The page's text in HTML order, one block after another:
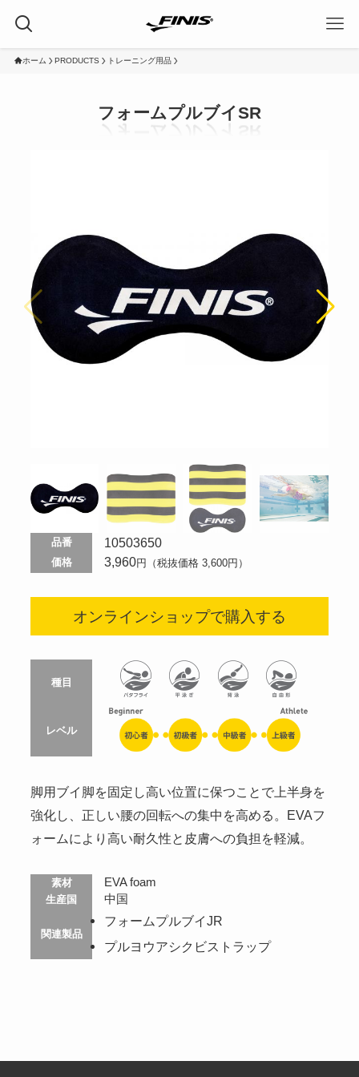
ホーム PRODUCTS トレーニング用品
フォームプルブイSR
品番 10503650
価格 3,960円（税抜価格 3,600円）
オンラインショップで購入する
種目
レベル
脚用ブイ脚を固定し高い位置に保つことで上半身を
強化し、正しい腰の回転への集中を高める。EVAフ
ォームにより高い耐久性と皮膚への負担を軽減。
素材 EVA foam
生産国 中国
関連製品
フォームプルブイJR
プルヨウアシクビストラップ